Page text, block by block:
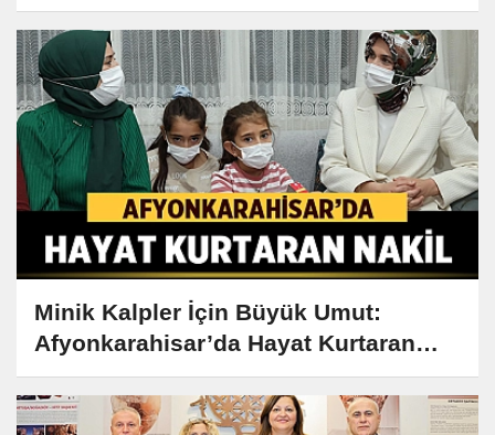
Minik Kalpler İçin Büyük Umut:
Afyonkarahisar’da Hayat Kurtaran
Nakil